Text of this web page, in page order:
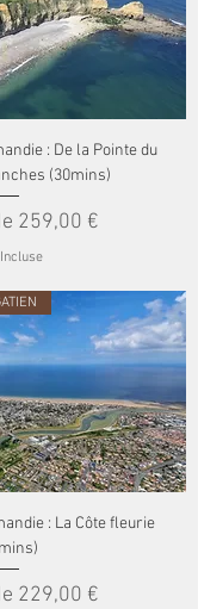
: De la Pointe du
(30mins)
259,00 €
: La Côte fleurie
229,00 €